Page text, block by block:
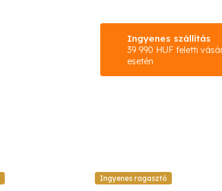
Ingyenes szállítás
39 990 HUF feletti
esetén
Ingyenes ragasztó